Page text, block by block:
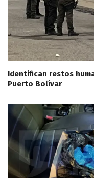
Identifican restos
Puerto Bolívar